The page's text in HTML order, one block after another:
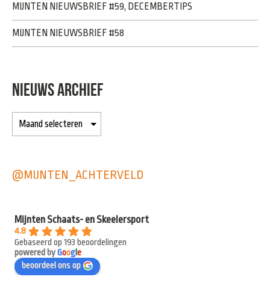
MIJNTEN NIEUWSBRIEF #59, DECEMBERTIPS
MIJNTEN NIEUWSBRIEF #58
NIEUWS ARCHIEF
@MIJNTEN_ACHTERVELD
Mijnten Schaats- en Skeelersport
4.8
Gebaseerd op 193 beoordelingen
powered byGooge
beoordeel ons op